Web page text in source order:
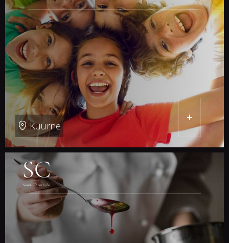
Kuurne
+